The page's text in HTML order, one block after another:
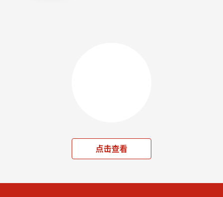
点击查看